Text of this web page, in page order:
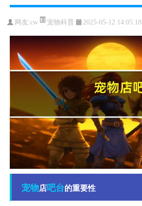
网友:cw 宠物科普 2025-05-12 14:05:18
宠物店吧台的重要性